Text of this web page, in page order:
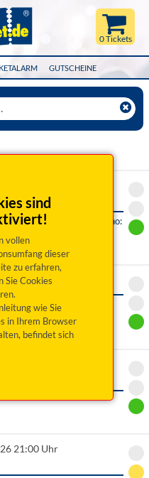
GUTSCHEINE
0 Tickets
sind
vollen
dieser
zu erfahren,
Sie Cookies
wie Sie
in Ihrem Browser
befindet sich
21:00 Uhr
der Welt
Open Air Sommerkino:
LGS-Park
Pottenstein
20:00 Uhr
21:00 Uhr